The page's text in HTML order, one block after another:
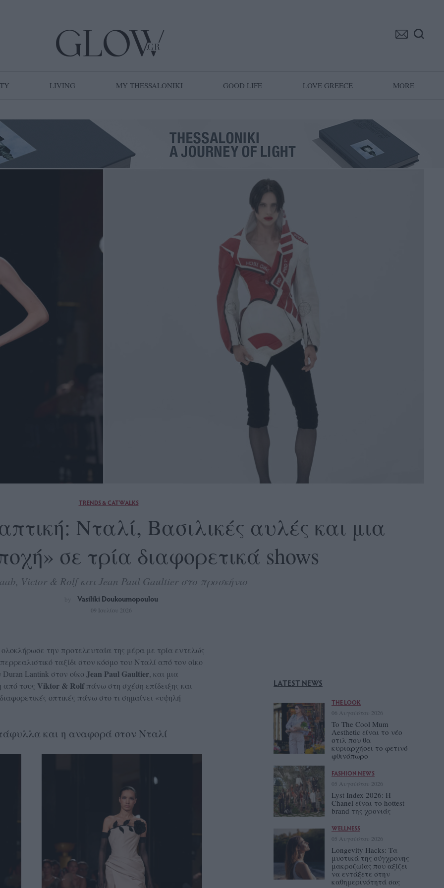
LIVING MY THESSALONIKI GOOD LIFE LOVE GREECE MORE
TRENDS & CATWALKS
Νταλί, Βασιλικές αυλές και μια
σε τρία διαφορετικά shows
Victor & Rolf και Jean Paul Gaultier στο προσκήνιο
by Vasiliki Doukoumopoulou
09 Ιουλίου 2026
ολοκλήρωσε την προτελευταία της μέρα με τρία εντελώς
ταξίδι στον κόσμο του Νταλί από τον οίκο
Lantink στον οίκο Jean Paul Gaultier, και μια
από τους Viktor & Rolfπάνω στη σχέση επίδειξης και
οπτικές πάνω στο τι σημαίνει «υψηλή
και η αναφορά στον Νταλί
LATEST NEWS
THE LOOK
06 Αυγούστου 2026
To The Cool Mum
Aesthetic είναι το νέο
στιλ που θα
κυριαρχήσει το φετινό
φθινόπωρο
FASHION NEWS
05 Αυγούστου 2026
Lyst Index 2026: Η
Chanel είναι το hottest
brand της χρονιάς
WELLNESS
05 Αυγούστου 2026
Longevity Hacks: Τα
μυστικά της σύγχρονης
μακροζωίας που αξίζει
να εντάξετε στην
καθημερινότητά σας